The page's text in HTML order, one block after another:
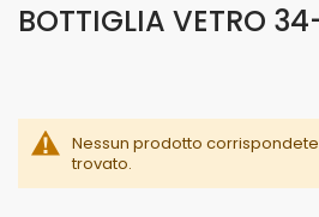
BOTTIGLIA VETRO
Nessun prodotto
trovato.